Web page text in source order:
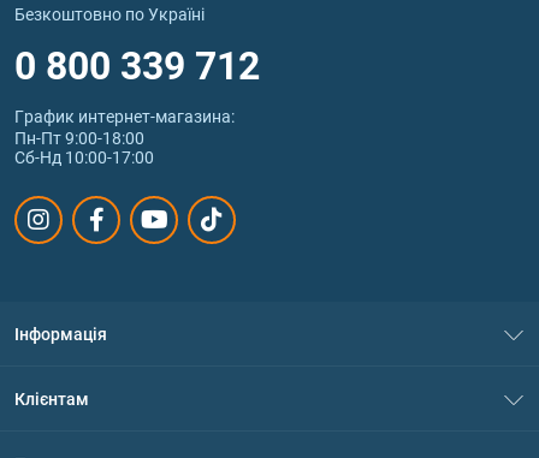
Безкоштовно по Україні
0 800 339 712
График интернет‑магазина:
Пн-Пт 9:00-18:00
Сб-Нд 10:00-17:00
Інформація
Клієнтам